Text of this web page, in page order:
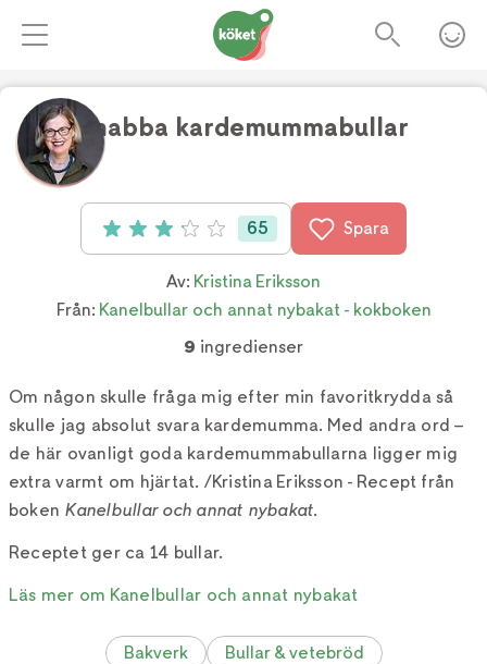
Snabba kardemummabullar
Betyg: 3.1 av 5 (65 röster)
65 Spara
Av: Kristina Eriksson
Från: Kanelbullar och annat nybakat - kokboken
9 ingredienser
Om någon skulle fråga mig efter min favoritkrydda så
skulle jag absolut svara kardemumma. Med andra ord –
de här ovanligt goda kardemummabullarna ligger mig
extra varmt om hjärtat. /Kristina Eriksson - Recept från
boken Kanelbullar och annat nybakat.
Receptet ger ca 14 bullar.
Läs mer om Kanelbullar och annat nybakat
Bakverk Bullar & vetebröd